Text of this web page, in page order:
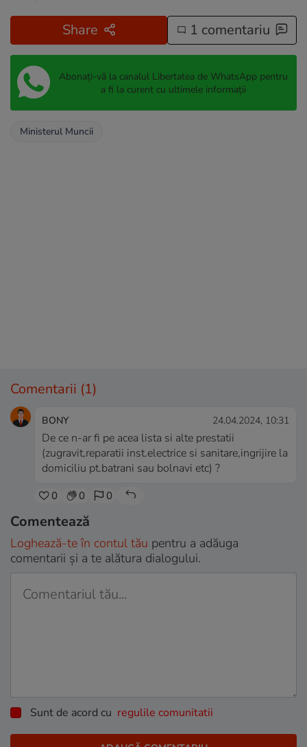
Share 1 comentariu
Abonați-vă la canalul Libertatea de WhatsApp pentru
a fi la curent cu ultimele informații
Ministerul Muncii
Comentarii (1)
BONY 24.04.2024, 10:31
De ce n-ar fi pe acea lista si alte prestatii
(zugravit,reparatii inst.electrice si sanitare,ingrijire la
domiciliu pt.batrani sau bolnavi etc) ?
0 0 0
Comentează
Loghează-te în contul tău pentru a adăuga
comentarii și a te alătura dialogului.
Sunt de acord cu regulile comunitatii